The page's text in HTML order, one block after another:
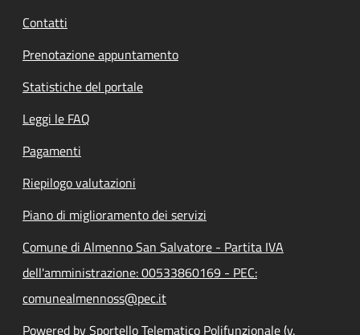
Contatti
Prenotazione appuntamento
Statistiche del portale
Leggi le FAQ
Pagamenti
Riepilogo valutazioni
Piano di miglioramento dei servizi
Comune di Almenno San Salvatore - Partita IVA
dell'amministrazione: 00533860169 - PEC:
comunealmennoss@pec.it
Powered by Sportello Telematico Polifunzionale (v.